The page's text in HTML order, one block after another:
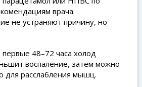
врача.
не устраняют причину, но
48–72 часа холод
воспаление, затем можно
для расслабления мышц.